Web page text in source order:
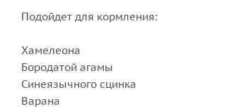
Подойдет для кормления:
Хамелеона
Бородатой агамы
Синеязычного сцинка
Варана